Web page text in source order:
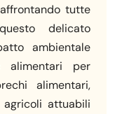
tutte
delicato
ambientale
alimentari per
alimentari,
agricoli attuabili